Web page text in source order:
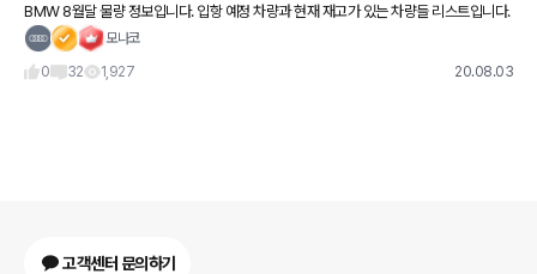
BMW 8월달 물량 정보입니다. 입항 예정 차량과 현재 재고가 있는 차량들 리스트입니다.
H딜러사 통하여 얻은 정보이며 딜러분이 사진 오픈을 원하지 않으셔서 제가 글로 작성하
모나코
0
32 1,927 20.08.03
고객센터 문의하기